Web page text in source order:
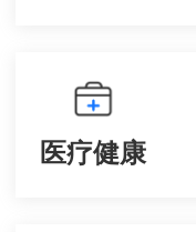
医疗健康